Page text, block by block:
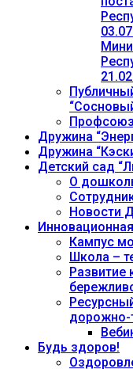
Дружина
Дружина
Детский сад
О
Новости
Кампус
Школа –
Развитие
дорожно-
Будь здоров!